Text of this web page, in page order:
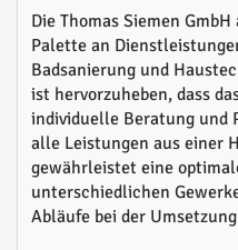
Die Thomas Siemen
Palette an
Badsanierung und
ist hervorzuheben, dass
individuelle Beratung und
alle Leistungen aus einer
gewährleistet eine
unterschiedlichen
Abläufe bei der